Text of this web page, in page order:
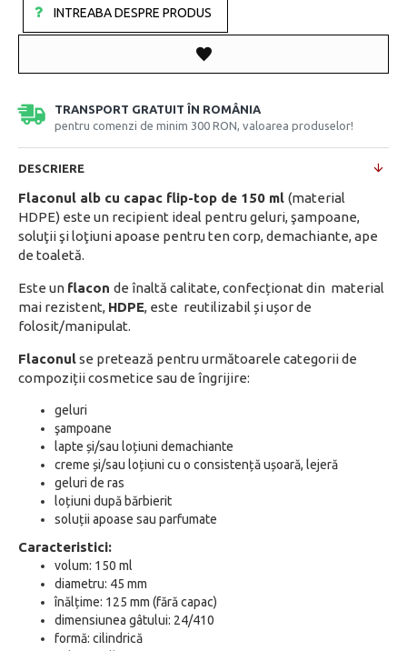
INTREABA DESPRE PRODUS
TRANSPORT GRATUIT ÎN ROMÂNIA
pentru comenzi de minim 300 RON, valoarea produselor!
DESCRIERE
Flaconul alb cu capac flip-top de 150 ml (material
HDPE) este un recipient ideal pentru geluri, şampoane,
soluţii şi loţiuni apoase pentru ten corp, demachiante, ape
de toaletă.
Este un flacon de înaltă calitate, confecționat din material
mai rezistent, HDPE, este reutilizabil și ușor de
folosit/manipulat.
Flaconulse pretează pentru următoarele categorii de
compoziții cosmetice sau de îngrijire:
geluri
şampoane
lapte și/sau loțiuni demachiante
creme și/sau loțiuni cu o consistență ușoară, lejeră
geluri de ras
loțiuni după bărbierit
soluții apoase sau parfumate
Caracteristici:
volum: 150 ml
diametru: 45 mm
înălțime: 125 mm (fără capac)
dimensiunea gâtului: 24/410
formă: cilindrică